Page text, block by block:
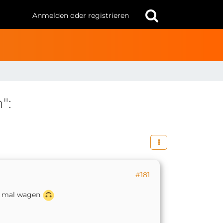
Anmelden oder registrieren
#181
wagen